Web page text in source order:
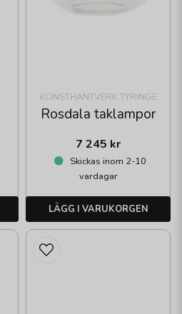
KONSTHANTVERK TYRINGE
Rosdala taklampor
7 245 kr
Skickas inom 2-10
vardagar
LÄGG I VARUKORGEN